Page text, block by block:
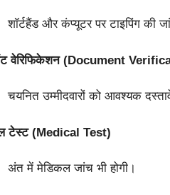
शॉर्टहैंड और कंप्यूटर पर टाइपिंग की
वेरिफिकेशन (Document
चयनित उम्मीदवारों को आवश्यक
टेस्ट (Medical Test)
अंत में मेडिकल जांच भी होगी।